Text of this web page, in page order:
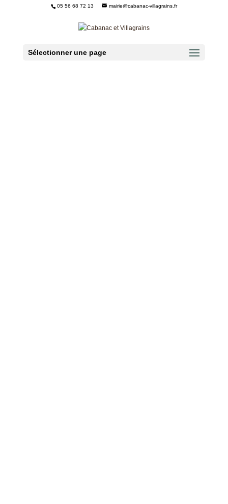
05 56 68 72 13 mairie@cabanac-villagrains.fr
Sélectionner une page